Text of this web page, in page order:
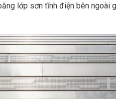
lớp sơn tĩnh điện bên ngoài